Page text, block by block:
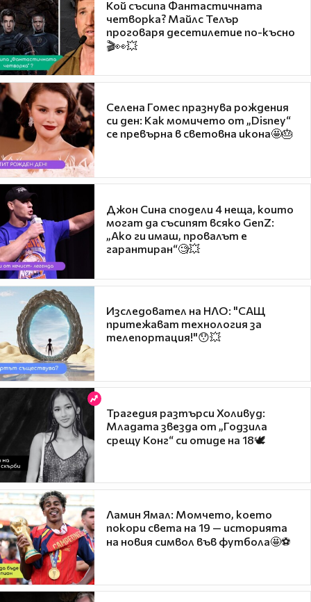
Кой съсипа Фантастичната
четворка? Майлс Телър
проговаря десетилетие по-късно
🎬👀💥
Селена Гомес празнува рождения
си ден: Как момичето от „Disney“
се превърна в световна икона🤩🎂
Джон Сина сподели 4 неща, които
могат да съсипят всяко GenZ:
„Ако ги имаш, провалът е
гарантиран“🧐💥
Изследовател на НЛО: "САЩ
притежават технология за
телепортация!"😯💥
Трагедия разтърси Холивуд:
Младата звезда от „Годзила
срещу Конг“ си отиде на 18🕊️
Ламин Ямал: Момчето, което
покори света на 19 — историята
на новия символ във футбола🤩⚽